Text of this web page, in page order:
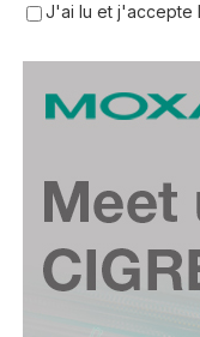
J'ai lu et j'accepte